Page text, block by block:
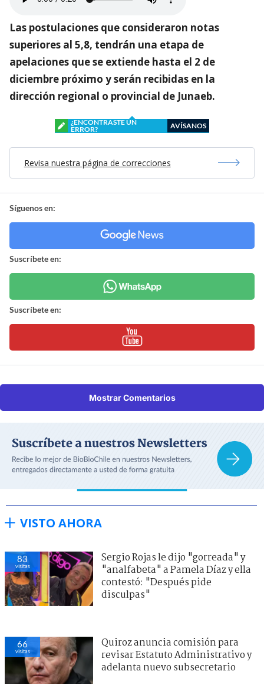
Las postulaciones que consideraron notas
superiores al 5,8, tendrán una etapa de
apelaciones que se extiende hasta el 2 de
diciembre próximo y serán recibidas en la
dirección regional o provincial de Junaeb.
¿ENCONTRASTE UN
ERROR?
AVÍSANOS
Revisa nuestra página de correcciones
Síguenos en:
Suscríbete en:
Suscríbete en:
Mostrar Comentarios
VISTO AHORA
83
visitas
Sergio Rojas le dijo "gorreada" y
"analfabeta" a Pamela Díaz y ella
contestó: "Después pide
disculpas"
66
visitas
Quiroz anuncia comisión para
revisar Estatuto Administrativo y
adelanta nuevo subsecretario